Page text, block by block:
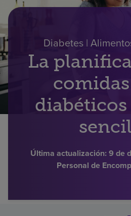
Pacientes y cuidadores
Acerca de nosotros
Buscar un centro
Diabetes |
La
diabéticos
Última actualización: 9 de
Personal de